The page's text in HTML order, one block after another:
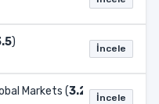
) İncele
Markets (3.2 ) İncele